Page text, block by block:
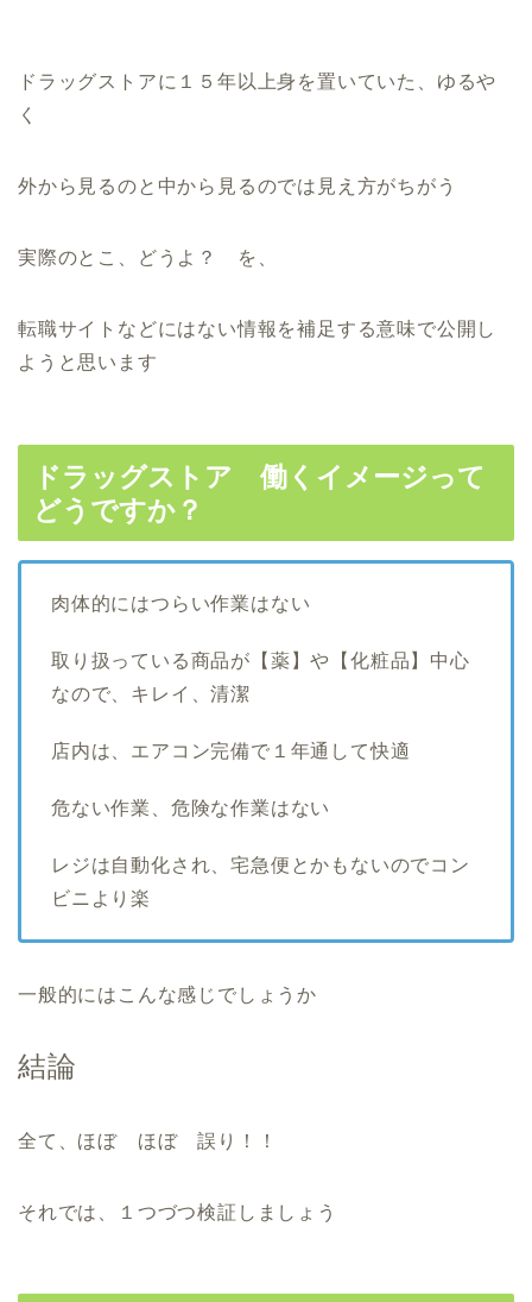
ドラッグストアに１５年以上身を置いていた、ゆるや
く
外から見るのと中から見るのでは見え方がちがう
実際のとこ、どうよ？ を、
転職サイトなどにはない情報を補足する意味で公開し
ようと思います
ドラッグストア 働くイメージって
どうですか？
肉体的にはつらい作業はない
取り扱っている商品が【薬】や【化粧品】中心
なので、キレイ、清潔
店内は、エアコン完備で１年通して快適
危ない作業、危険な作業はない
レジは自動化され、宅急便とかもないのでコン
ビニより楽
一般的にはこんな感じでしょうか
結論
全て、ほぼ ほぼ 誤り！！
それでは、１つづつ検証しましょう